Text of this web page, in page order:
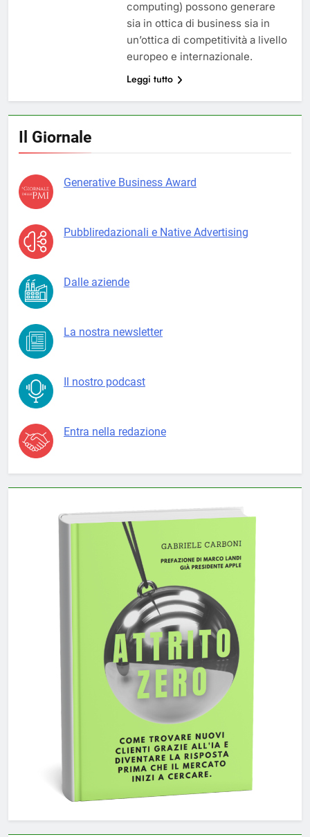
computing) possono generare
sia in ottica di business sia in
un’ottica di competitività a livello
europeo e internazionale.
Leggi tutto
Il Giornale
Generative Business Award
Pubbliredazionali e Native Advertising
Dalle aziende
La nostra newsletter
Il nostro podcast
Entra nella redazione